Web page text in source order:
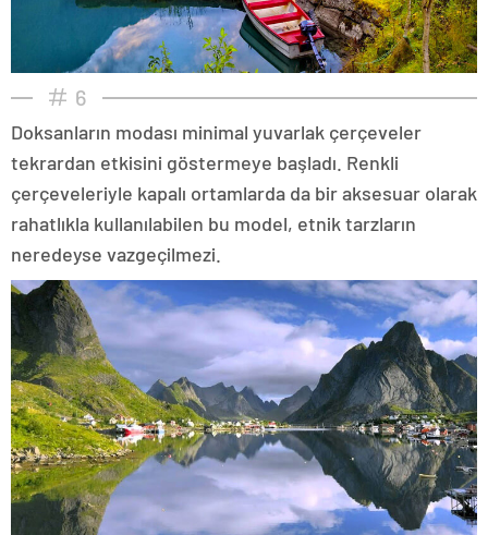
6
Doksanların modası minimal yuvarlak çerçeveler
tekrardan etkisini göstermeye başladı. Renkli
çerçeveleriyle kapalı ortamlarda da bir aksesuar olarak
rahatlıkla kullanılabilen bu model, etnik tarzların
neredeyse vazgeçilmezi.